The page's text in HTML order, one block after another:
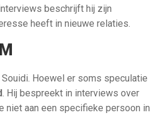
beschrijft hij zijn
heeft in nieuwe relaties.
Hoewel er soms speculatie
. Hij bespreekt in interviews over
niet aan een specifieke persoon in